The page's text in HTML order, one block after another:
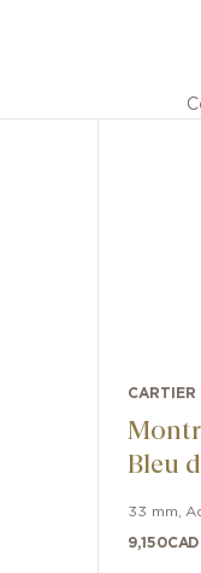
Ellipse au tracé
l’essence du
CARTIER
Bleu
33 mm
9,150CAD